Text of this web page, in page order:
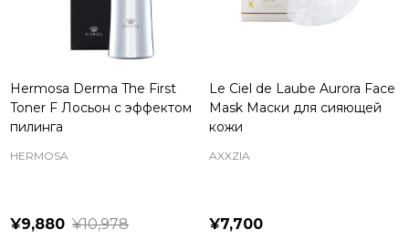
Hermosa Derma The First
Toner F Лосьон с эффектом
пилинга
HERMOSA
¥9,880 ¥10,978
Le Ciel de Laube Aurora Face
Mask Маски для сияющей
кожи
AXXZIA
¥7,700